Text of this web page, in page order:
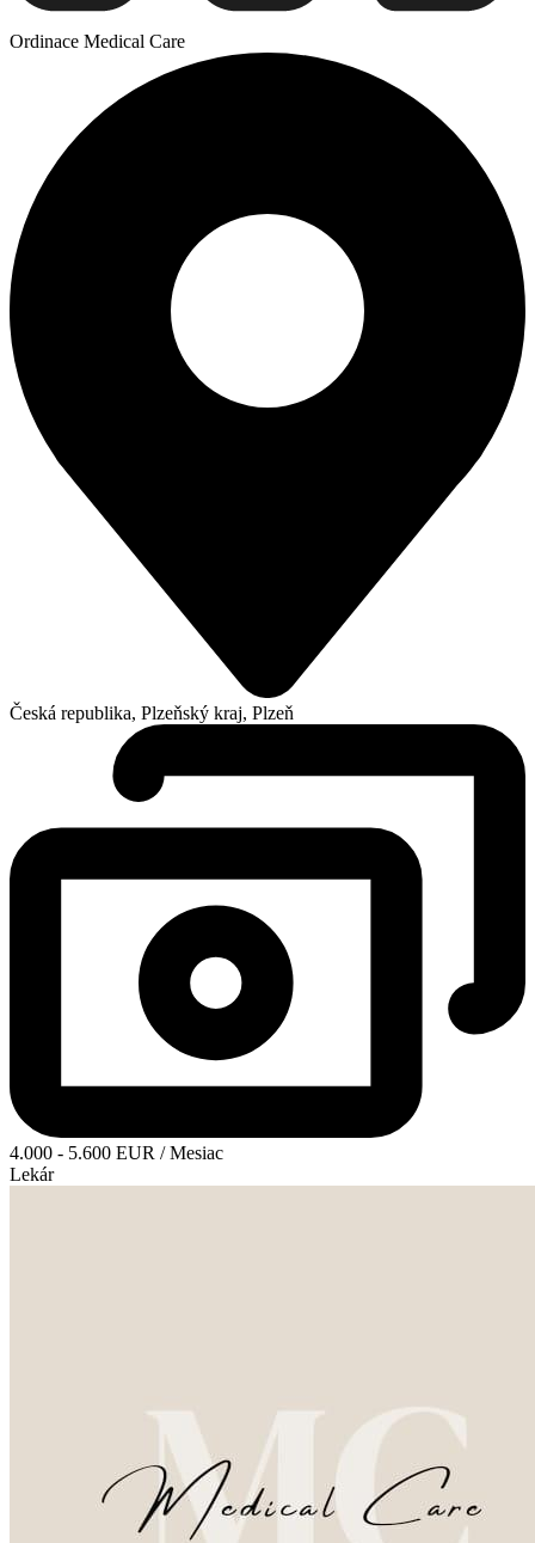
Ordinace Medical Care
Česká republika, Plzeňský kraj, Plzeň
4.000 - 5.600 EUR / Mesiac
Lekár